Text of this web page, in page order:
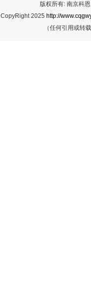
版权所有: 南京科
CopyRight 2025 http://
（任何引用或转